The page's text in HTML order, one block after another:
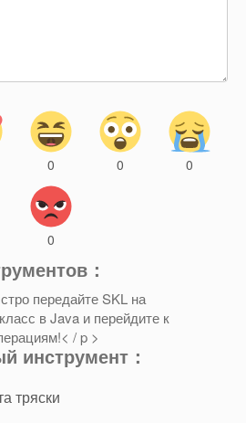
0 0 0
0
：
передайте SKL на
в Java и перейдите к
/ p >
инструмент：
тряски